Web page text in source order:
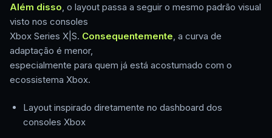
Além disso, o layout passa a seguir o mesmo padrão visual
visto nos consoles
Xbox Series X|S. Consequentemente, a curva de
adaptação é menor,
especialmente para quem já está acostumado com o
ecossistema Xbox.
Layout inspirado diretamente no dashboard dos
consoles Xbox